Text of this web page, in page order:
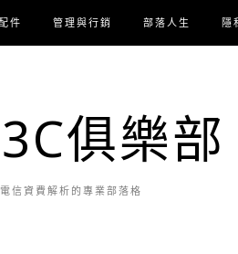
件 管理與行銷 部落人生 隱
俱樂部
信資費解析的專業部落格